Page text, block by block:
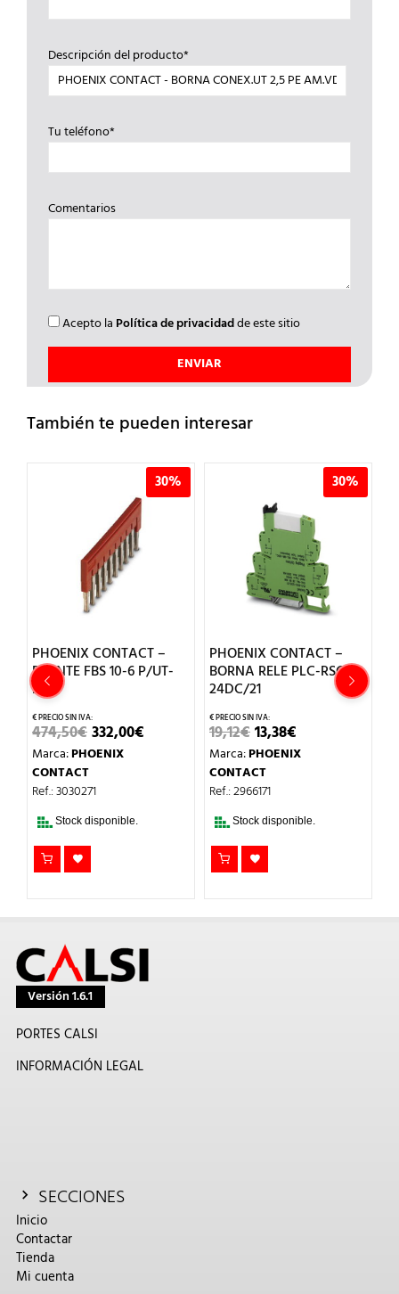
Descripción del producto*
Tu teléfono*
Comentarios
Acepto la Política de privacidadde este sitio
También te pueden interesar
30%
PHOENIX CONTACT –
PUENTE FBS 10-6 P/UT-
PT4
474,50€EL
PRECIO
ORIGINAL
474,50€.
332,00€
Marca:PHOENIX
CONTACT
Ref.: 3030271
Stock disponible.
30%
PHOENIX CONTACT –
BORNA RELE PLC-RSC-
24DC/21
19,12€EL
PRECIO
ORIGINAL
ERA:
19,12€.
13,38€PRECIO
ACTUAL
Marca:PHOENIX
CONTACT
Ref.: 2966171
Stock disponible.
Versión 1.6.1
PORTES CALSI
INFORMACIÓN LEGAL
SECCIONES
Inicio
Contactar
Tienda
Mi cuenta